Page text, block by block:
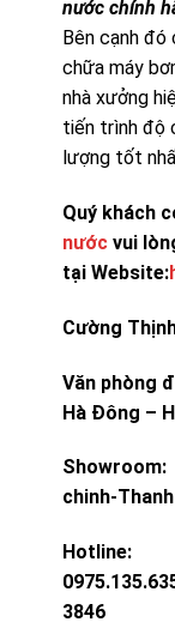
nước chính
Bên cạnh
chữa máy
nhà xưởng
tiến trình độ
lượng tốt
Quý khách
nướcvui
tại Website:
Cường
Văn phòng
Hà Đông –
chinh-Thanh
Hotline:
3846